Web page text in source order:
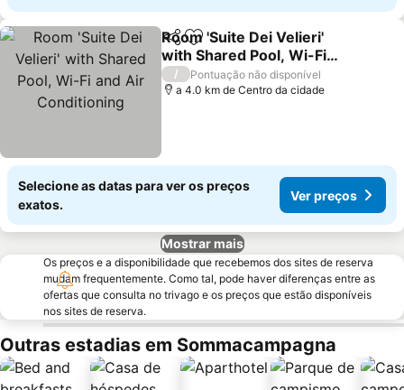
PartilharAdicionar aos favoritos
Room 'Suite Dei Velieri'
with Shared Pool, Wi-Fi
and Air Conditioning
/
Pontuação não disponível
a 4.0 km de Centro da cidade
Selecione as datas para ver os preços
exatos.
Ver preços
Mostrar mais
Os preços e a disponibilidade que recebemos dos sites de reserva
mudam frequentemente. Como tal, pode haver diferenças entre as
ofertas que consulta no trivago e os preços que estão disponíveis
nos sites de reserva.
Outras estadias em Sommacampagna